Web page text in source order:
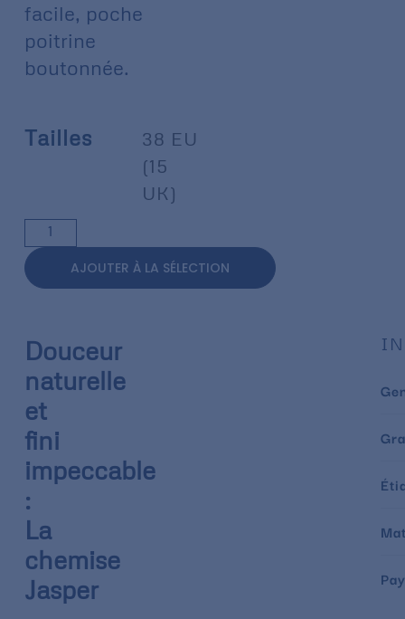
facile, poche
poitrine
boutonnée.
Tailles
38 EU
(15
UK)
AJOUTER À LA SÉLECTION
Douceur
naturelle
et
fini
impeccable
:
La
chemise
Jasper